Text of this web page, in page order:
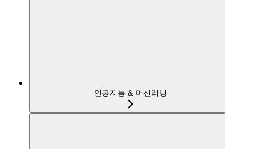
인공지능 & 머신러닝